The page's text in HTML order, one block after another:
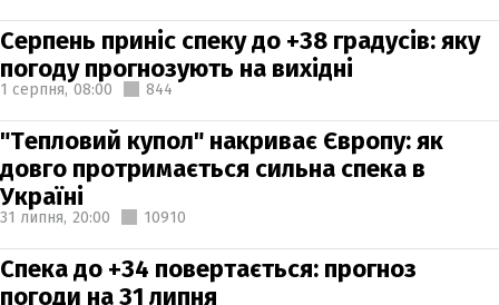
Серпень приніс спеку до +38 градусів: яку
погоду прогнозують на вихідні
1 серпня, 08:00 844
"Тепловий купол" накриває Європу: як
довго протримається сильна спека в
Україні
31 липня, 20:00 10910
Спека до +34 повертається: прогноз
погоди на 31 липня